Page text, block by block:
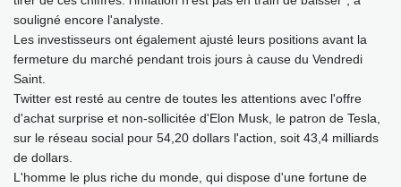
souligné encore l'analyste.
Les investisseurs ont également ajusté leurs positions avant la
fermeture du marché pendant trois jours à cause du Vendredi
Saint.
Twitter est resté au centre de toutes les attentions avec l'offre
d'achat surprise et non-sollicitée d'Elon Musk, le patron de Tesla,
sur le réseau social pour 54,20 dollars l'action, soit 43,4 milliards
de dollars.
L'homme le plus riche du monde, qui dispose d'une fortune de